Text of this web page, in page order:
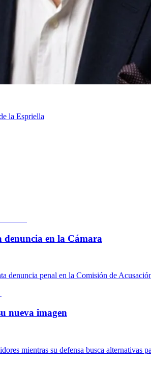
la Espriella
denuncia en la Cámara
denuncia penal en la Comisión de
nueva imagen
mientras su defensa busca alternativas